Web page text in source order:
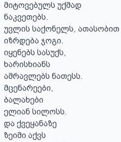
მიტოვებულს უქმად
ნაკვეთებს.
უვლის საქონელს, ათასობით
იზრდება ჯოგი.
იყენებს სასუქს,
ხარისხიანს
ამრავლებს ნათესს.
მცენარეები,
ბალახები
ელიან სილოსს.
და ქვეყანაზე
ზეიმი აქვს